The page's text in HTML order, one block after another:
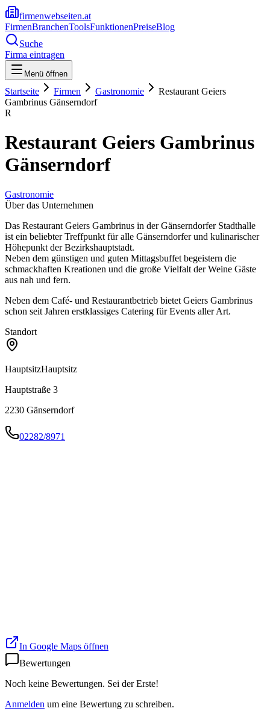
firmenwebseiten.at
FirmenBranchenToolsFunktionenPreiseBlog
Suche
Firma eintragen
Menü öffnen
Startseite Firmen Gastronomie
Restaurant Geiers
Gambrinus Gänserndorf
R
Restaurant Geiers Gambrinus
Gänserndorf
Gastronomie
Über das Unternehmen
Das Restaurant Geiers Gambrinus in der Gänserndorfer Stadthalle
ist ein beliebter Treffpunkt für alle Gänserndorfer und kulinarischer
Höhepunkt der Bezirkshauptstadt.
Neben dem günstigen und guten Mittagsbuffet begeistern die
schmackhaften Kreationen und die große Vielfalt der Weine Gäste
aus nah und fern.
Neben dem Café- und Restaurantbetrieb bietet Geiers Gambrinus
schon seit Jahren erstklassiges Catering für Events aller Art.
Standort
HauptsitzHauptsitz
Hauptstraße 3
2230 Gänserndorf
02282/8971
In Google Maps öffnen
Bewertungen
Noch keine Bewertungen. Sei der Erste!
Anmelden um eine Bewertung zu schreiben.